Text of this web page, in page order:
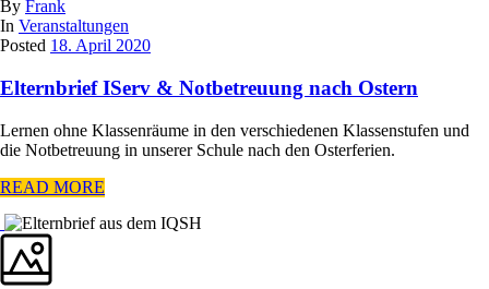
By Frank
In Veranstaltungen
Posted 18. April 2020
Elternbrief IServ & Notbetreuung nach Ostern
Lernen ohne Klassenräume in den verschiedenen Klassenstufen und
die Notbetreuung in unserer Schule nach den Osterferien.
READ MORE